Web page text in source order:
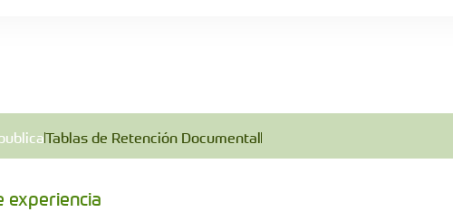
Tablas de Retención Documental
experiencia